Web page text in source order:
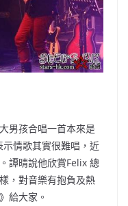
男孩合唱一首本來是
情歌其實很難唱，近
譚晴說他欣賞Felix 總
，對音樂有抱負及熱
給大家。